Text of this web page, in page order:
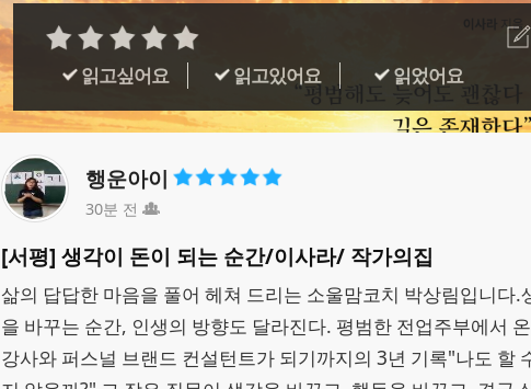
읽고싶어요 읽고있어요 읽었어요
행운아이
30분 전
[서평] 생각이 돈이 되는 순간/이사라/ 작가의집
삶의 답답한 마음을 풀어 헤쳐 드리는 소울맘코치 박상림입니다.
을 바꾸는 순간, 인생의 방향도 달라진다. 평범한 전업주부에서
강사와 퍼스널 브랜드 컨설턴트가 되기까지의 3년 기록 ​ "나도 할